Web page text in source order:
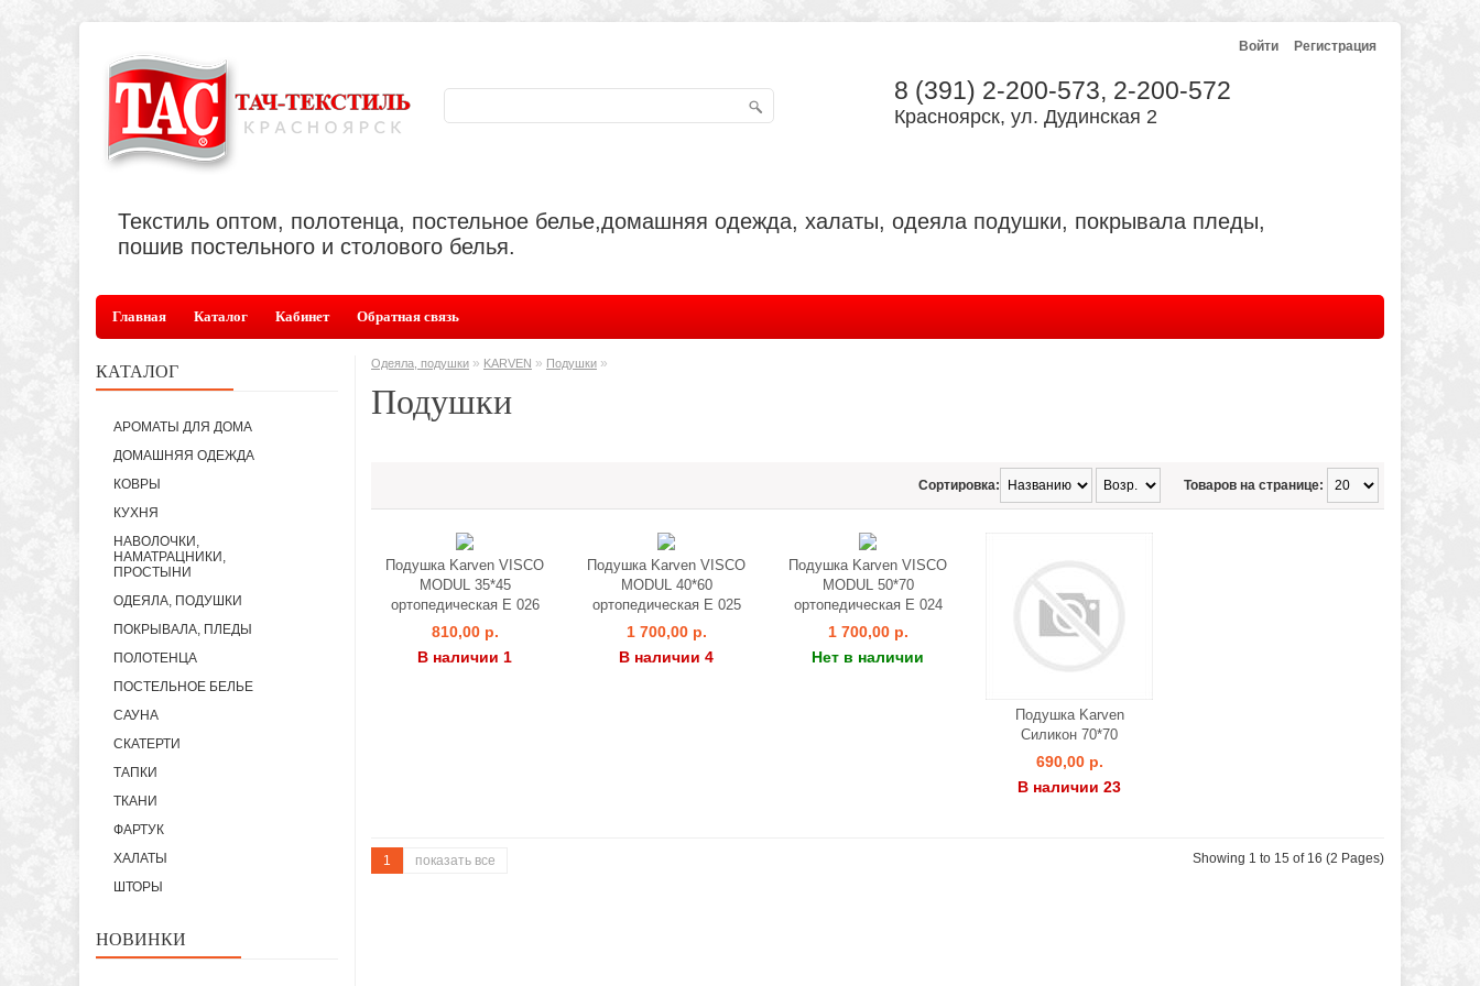
Войти Регистрация
8 (391) 2-200-573, 2-200-572
Красноярск, ул. Дудинская 2
Текстиль оптом, полотенца, постельное белье,домашняя одежда, халаты, одеяла подушки, покрывала пледы,
пошив постельного и столового белья.
Главная Каталог Кабинет Обратная связь
КАТАЛОГ
АРОМАТЫ ДЛЯ ДОМА
ДОМАШНЯЯ ОДЕЖДА
КОВРЫ
КУХНЯ
НАВОЛОЧКИ,
НАМАТРАЦНИКИ,
ПРОСТЫНИ
ОДЕЯЛА, ПОДУШКИ
ПОКРЫВАЛА, ПЛЕДЫ
ПОЛОТЕНЦА
ПОСТЕЛЬНОЕ БЕЛЬЕ
САУНА
СКАТЕРТИ
ТАПКИ
ТКАНИ
ФАРТУК
ХАЛАТЫ
ШТОРЫ
НОВИНКИ
Одеяла, подушки » KARVEN » Подушки »
Подушки
Товаров на странице:
Сортировка:
Подушка Karven VISCO
MODUL 35*45
ортопедическая Е 026
810,00 р.
В наличии 1
Подушка Karven VISCO
MODUL 40*60
ортопедическая Е 025
1 700,00 р.
В наличии 4
Подушка Karven VISCO
MODUL 50*70
ортопедическая Е 024
1 700,00 р.
Нет в наличии
Подушка Karven
Силикон 70*70
690,00 р.
В наличии 23
1 показать все Showing 1 to 15 of 16 (2 Pages)